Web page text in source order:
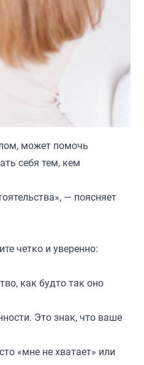
может помочь
себя тем, кем
— поясняет
четко и уверенно:
как будто так оно
Это знак, что ваше
«мне не хватает» или